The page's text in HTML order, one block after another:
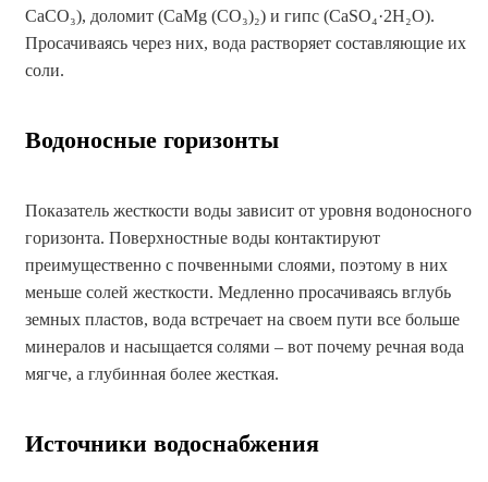
CaCO₃), доломит (CaMg (CO₃)₂) и гипс (CaSO₄·2H₂O).
Просачиваясь через них, вода растворяет составляющие их
соли.
Водоносные горизонты
Показатель жесткости воды зависит от уровня водоносного
горизонта. Поверхностные воды контактируют
преимущественно с почвенными слоями, поэтому в них
меньше солей жесткости. Медленно просачиваясь вглубь
земных пластов, вода встречает на своем пути все больше
минералов и насыщается солями – вот почему речная вода
мягче, а глубинная более жесткая.
Источники водоснабжения